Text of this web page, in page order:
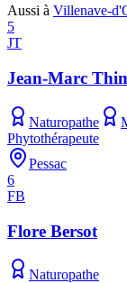
Aussi à Villenave-
5
JT
Jean-Marc
Naturopathe
Phytothérapeute
Pessac
6
FB
Flore Bersot
Naturopathe